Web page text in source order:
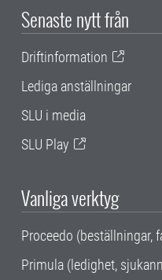
Senaste nytt från
Driftinformation
Lediga anställningar
SLU i media
SLU Play
Vanliga verktyg
Proceedo (beställningar,
Primula (ledighet,